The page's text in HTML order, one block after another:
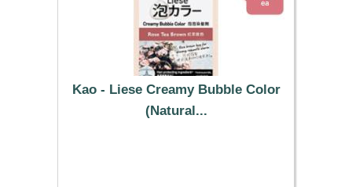
Kao - Liese Creamy Bubble Color
(Natural...